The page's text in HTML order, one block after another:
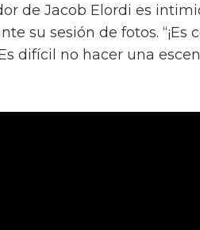
de Jacob Elordi es
su sesión de fotos. “¡Es
difícil no hacer una